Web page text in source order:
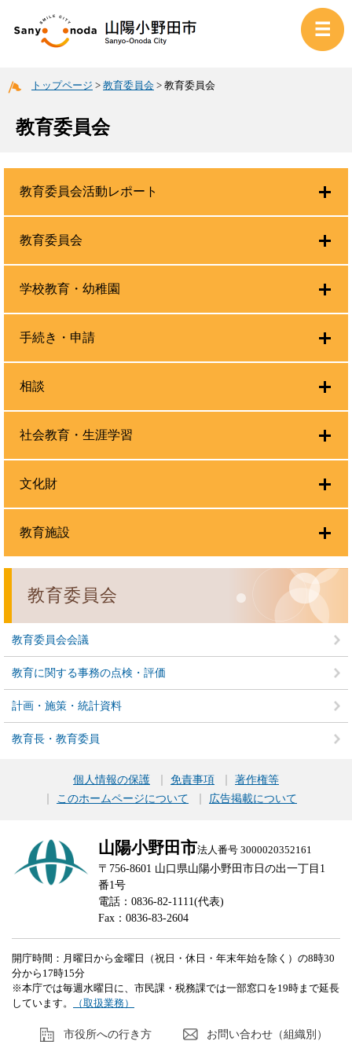
トップページ > 教育委員会 > 教育委員会
教育委員会
教育委員会
教育委員会会議
教育に関する事務の点検・評価
計画・施策・統計資料
教育長・教育委員
教育委員会活動レポート
教育委員会
学校教育・幼稚園
手続き・申請
相談
社会教育・生涯学習
文化財
教育施設
個人情報の保護 免責事項
著作権等
このホームページについて
広告掲載について
山陽小野田市法人番号 3000020352161
〒756-8601 山口県山陽小野田市日の出一丁目1
番1号
電話：0836-82-1111(代表)
Fax：0836-83-2604
開庁時間：月曜日から金曜日（祝日・休日・年末年始を除く）の8時30
分から17時15分
※本庁では毎週水曜日に、市民課・税務課では一部窓口を19時まで延長
しています。
（取扱業務）
市役所への行き方 お問い合わせ（組織別）